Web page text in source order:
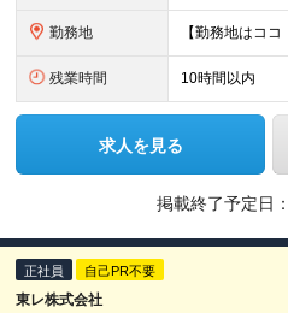
勤務地
残業時間 10時間以内
求人を見る
掲載終了予定日：
正社員 自己PR不要
東レ株式会社